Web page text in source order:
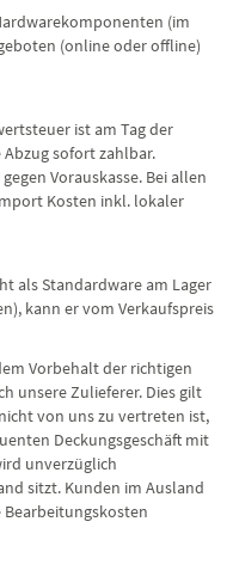
(im
(online oder offline)
ist am Tag der
sofort zahlbar.
Vorauskasse. Bei allen
Kosten inkl. lokaler
als Standardware am Lager
kann er vom Verkaufspreis
Vorbehalt der richtigen
unsere Zulieferer. Dies gilt
von uns zu vertreten ist,
Deckungsgeschäft mit
unverzüglich
sitzt. Kunden im Ausland